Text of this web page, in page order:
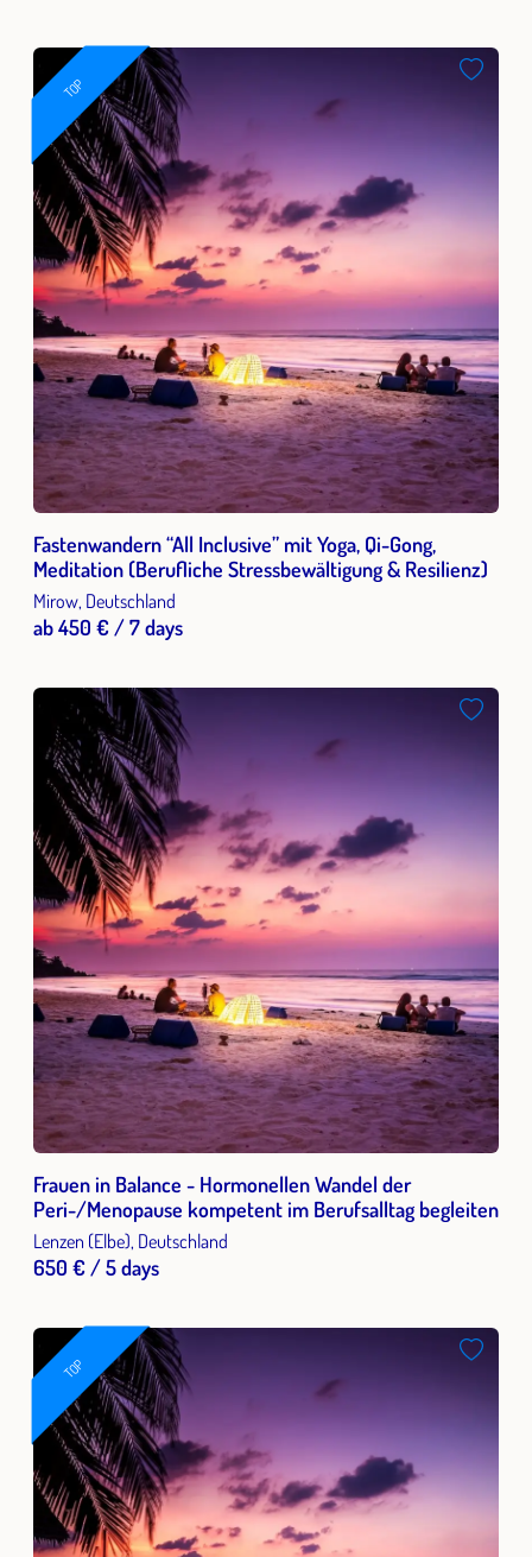
TOP
Fastenwandern “All Inclusive” mit Yoga, Qi-Gong,
Meditation (Berufliche Stressbewältigung & Resilienz)
Mirow, Deutschland
ab 450 € / 7 days
Frauen in Balance - Hormonellen Wandel der
Peri-/Menopause kompetent im Berufsalltag begleiten
Lenzen (Elbe), Deutschland
650 € / 5 days
TOP